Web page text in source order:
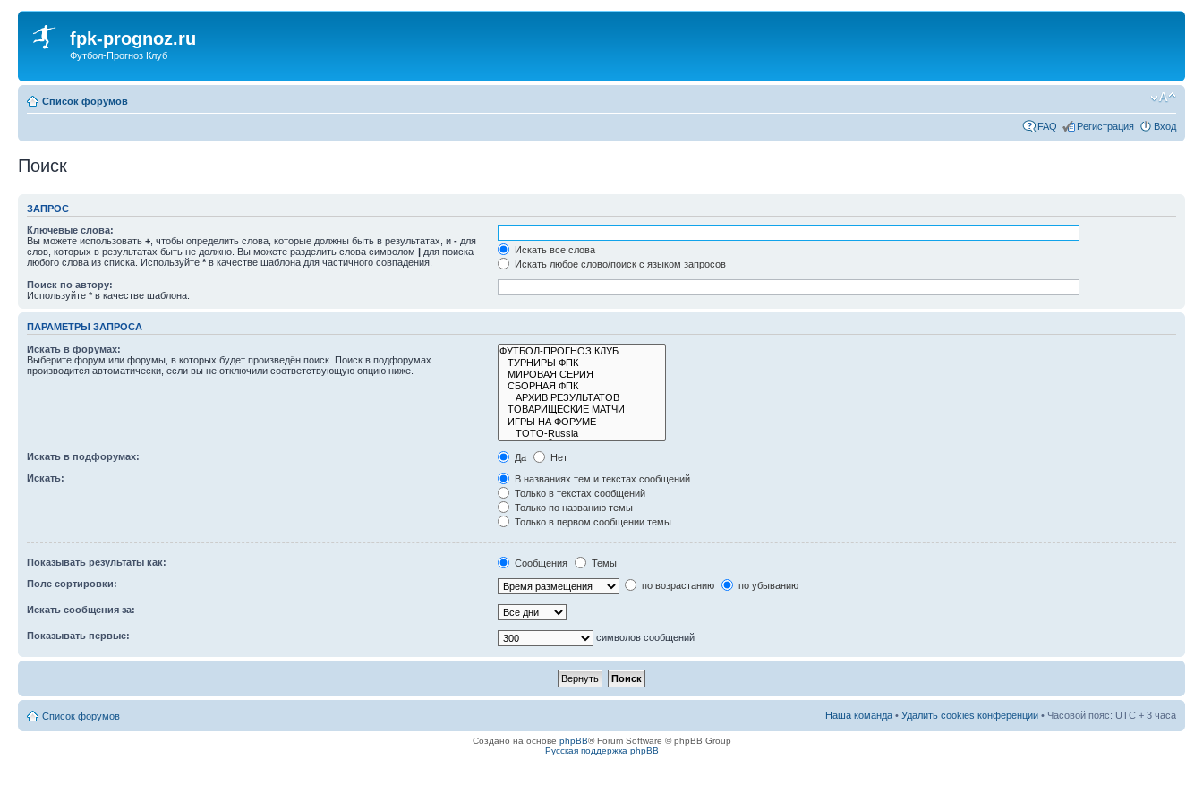
fpk-prognoz.ru
Футбол-Прогноз Клуб
Список форумов
FAQ Регистрация Вход
Поиск
ЗАПРОС
Ключевые слова:
Вы можете использовать + , чтобы определить слова, которые должны быть в результатах, и - для
слов, которых в результатах быть не должно. Вы можете разделить слова символом | для поиска
любого слова из списка. Используйте * в качестве шаблона для частичного совпадения.
Искать все слова
Искать любое слово/поиск с языком запросов
Поиск по автору:
Используйте * в качестве шаблона.
ПАРАМЕТРЫ ЗАПРОСА
Искать в форумах:
Выберите форум или форумы, в которых будет произведён поиск. Поиск в подфорумах
производится автоматически, если вы не отключили соответствующую опцию ниже.
Искать в подфорумах: Да
Нет
Искать:
В названиях тем и текстах сообщений
Только в текстах сообщений
Только по названию темы
Только в первом сообщении темы
Показывать результаты как: Сообщения
Темы
Поле сортировки:
по возрастанию по убыванию
Искать сообщения за:
Показывать первые: символов сообщений
Список форумов Наша команда • Удалить cookies конференции • Часовой пояс: UTC + 3 часа
Создано на основе phpBB® Forum Software © phpBB Group
Русская поддержка phpBB